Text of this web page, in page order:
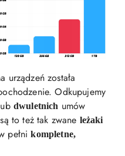
urządzeń została
Odkupujemy
dwuletnich umów
to też tak zwane leżaki
pełnikompletne,